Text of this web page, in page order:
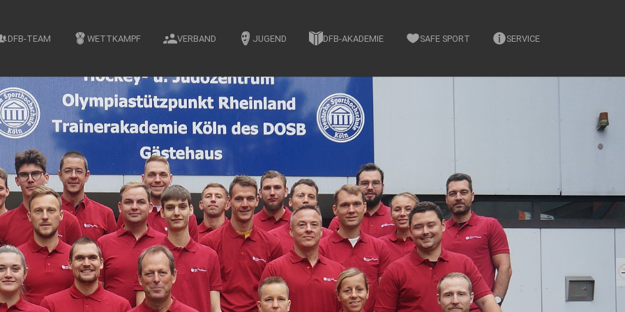
DFB-TEAM WETTKAMPF VERBAND JUGEND DFB-AKADEMIE SAFE SPORT SERVICE